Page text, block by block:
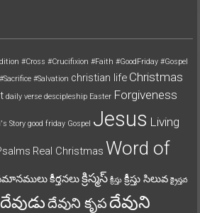
#Cross #Crucifixion #Faith #GoodFriday #Gospel
#Sacrifice #Salvation christian life Christmas
daily verse descipleship Easter Forgiveness
Story good friday Gospel Jesus Living
Real Christmas Word of
కీర్తనలుక్రిస్మస్ క్రీస్తు క్రీస్తు సిలువ క్రైస్తవ
దేవుడుదేవుని కృపదేవుని